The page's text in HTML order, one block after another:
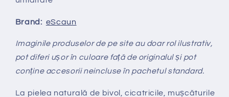
Brand: eScaun
Imaginile produselor de pe site au doar rol ilustrativ,
pot diferi ușor în culoare față de originalul și pot
conține accesorii neincluse în pachetul standard.
La pielea naturală de bivol, cicatricile, mușcăturile